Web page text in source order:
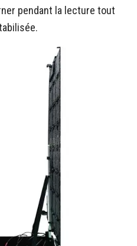
pendant la lecture tout